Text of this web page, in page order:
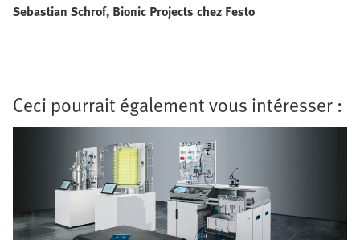
Sebastian Schrof, Bionic Projects chez Festo
Ceci pourrait également vous intéresser :